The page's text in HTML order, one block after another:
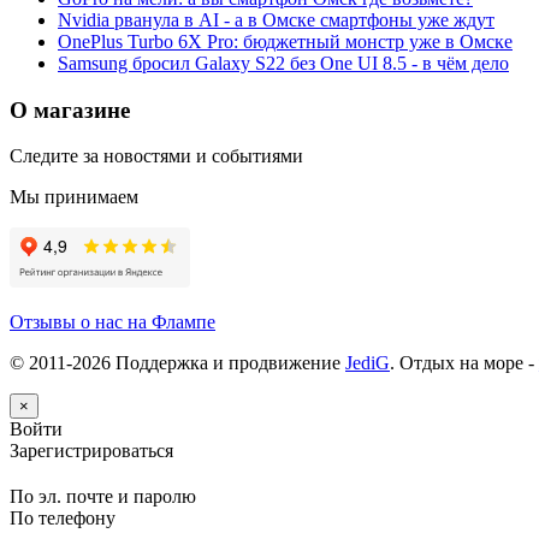
Nvidia рванула в AI - а в Омске смартфоны уже ждут
OnePlus Turbo 6X Pro: бюджетный монстр уже в Омске
Samsung бросил Galaxy S22 без One UI 8.5 - в чём дело
О магазине
Следите за новостями и событиями
Мы принимаем
Отзывы о нас на Флампе
© 2011-2026 Поддержка и продвижение JediG. Отдых на море -
×
Войти
Зарегистрироваться
По эл. почте и паролю
По телефону